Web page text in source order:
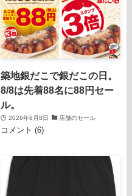
築地銀だこで銀だこの日。
8/8は先着88名に88円セー
ル。
2026年8月8日 店舗のセール
コメント (6)